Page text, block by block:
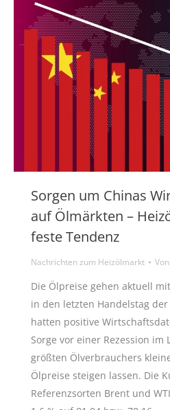
Sorgen um Chinas
auf Ölmärkten –
feste Tendenz
Nachrichten zum Heizölmarkt Von
Die Ölpreise gehen aktuell
in den letzten Handelstag der
hatten positive
Sorge vor einer Rezession im
größten Ölverbrauchers
Ölpreise steigen lassen. Die
Referenzsorten Brent und